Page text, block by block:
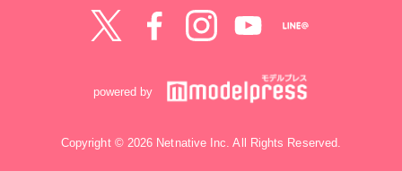
powered by
Copyright © 2026 Netnative Inc. All Rights Reserved.